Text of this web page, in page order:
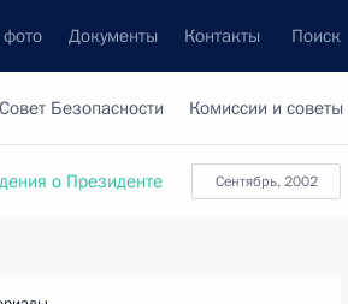
Документы Контакты Поиск
Совет Безопасности Комиссии и советы
сентябрь, 2002
о Президенте